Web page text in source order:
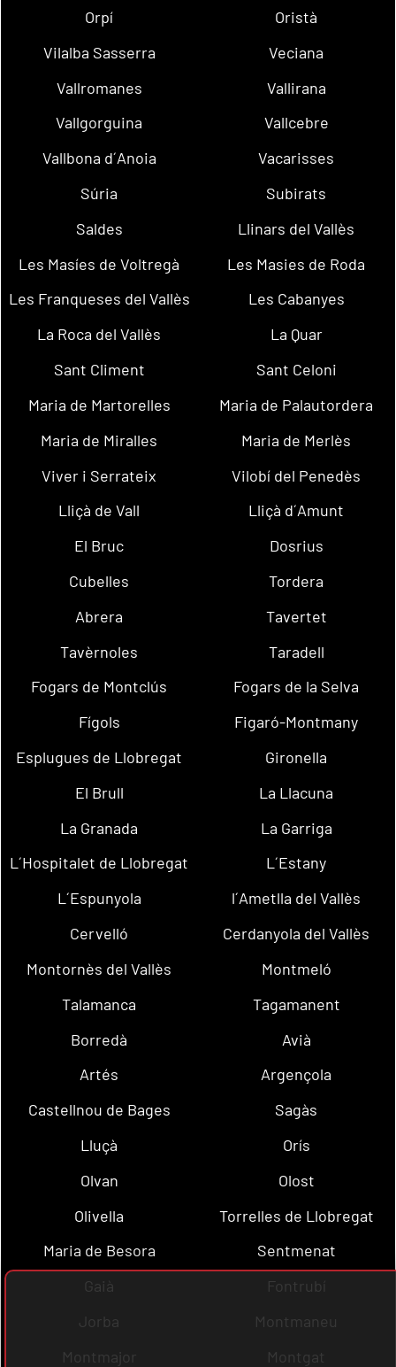
Orpí
Oristà
Vilalba Sasserra
Veciana
Vallromanes
Vallirana
Vallgorguina
Vallcebre
Vallbona d´Anoia
Vacarisses
Súria
Subirats
Saldes
Llinars del Vallès
Les Masíes de Voltregà
Les Masies de Roda
Les Franqueses del Vallès
Les Cabanyes
La Roca del Vallès
La Quar
Sant Climent
Sant Celoni
Maria de Martorelles
Maria de Palautordera
Maria de Miralles
Maria de Merlès
Viver i Serrateix
Vilobí del Penedès
Lliçà de Vall
Lliçà d´Amunt
El Bruc
Dosrius
Cubelles
Tordera
Abrera
Tavertet
Tavèrnoles
Taradell
Fogars de Montclús
Fogars de la Selva
Fígols
Figaró-Montmany
Esplugues de Llobregat
Gironella
El Brull
La Llacuna
La Granada
La Garriga
L´Hospitalet de Llobregat
L´Estany
L´Espunyola
l´Ametlla del Vallès
Cervelló
Cerdanyola del Vallès
Montornès del Vallès
Montmeló
Talamanca
Tagamanent
Borredà
Avià
Artés
Argençola
Castellnou de Bages
Sagàs
Lluçà
Orís
Olvan
Olost
Olivella
Torrelles de Llobregat
Maria de Besora
Sentmenat
Gaià
Fontrubí
Jorba
Montmaneu
Montmajor
Montgat